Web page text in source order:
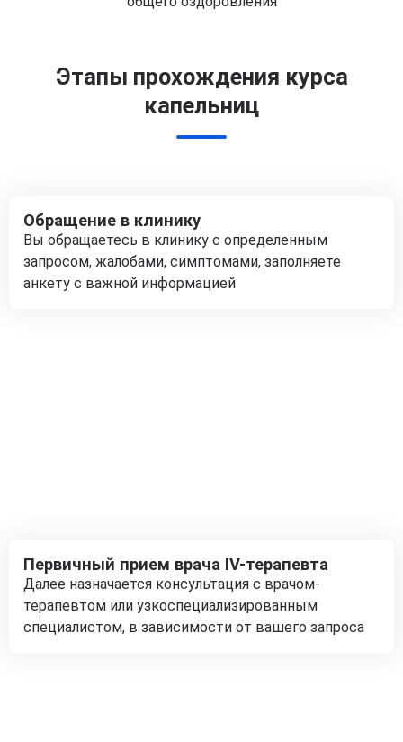
Этапы прохождения курса
капельниц
Обращение в клинику
Вы обращаетесь в клинику с определенным
запросом, жалобами, симптомами, заполняете
анкету с важной информацией
Первичный прием врача IV-терапевта
Далее назначается консультация с врачом-
терапевтом или узкоспециализированным
специалистом, в зависимости от вашего запроса